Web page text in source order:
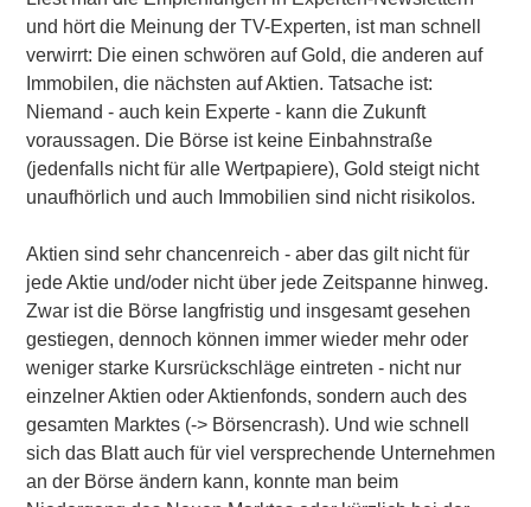
und hört die Meinung der TV-Experten, ist man schnell
verwirrt: Die einen schwören auf Gold, die anderen auf
Immobilen, die nächsten auf Aktien. Tatsache ist:
Niemand - auch kein Experte - kann die Zukunft
voraussagen. Die Börse ist keine Einbahnstraße
(jedenfalls nicht für alle Wertpapiere),Gold steigt nicht
unaufhörlich und auch Immobilien sind nicht risikolos.
Aktien sind sehr chancenreich - aber das gilt nicht für
jede Aktie und/oder nicht über jede Zeitspanne hinweg.
Zwar ist die Börse langfristig und insgesamt gesehen
gestiegen, dennoch können immer wieder mehr oder
weniger starke Kursrückschläge eintreten - nicht nur
einzelner Aktien oder Aktienfonds, sondern auch des
gesamten Marktes (-> Börsencrash). Und wie schnell
sich das Blatt auch für viel versprechende Unternehmen
an der Börse ändern kann, konnte man beim